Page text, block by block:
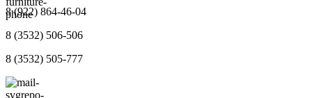
8 (922) 864-46-04
8 (3532) 506-506
8 (3532) 505-777